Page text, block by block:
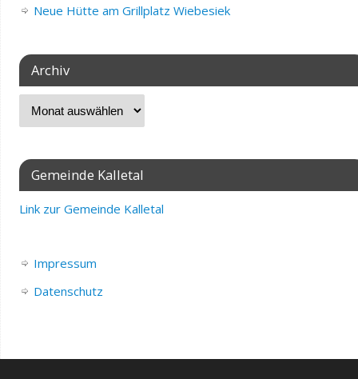
Neue Hütte am Grillplatz Wiebesiek
Archiv
Gemeinde Kalletal
Link zur Gemeinde Kalletal
Impressum
Datenschutz